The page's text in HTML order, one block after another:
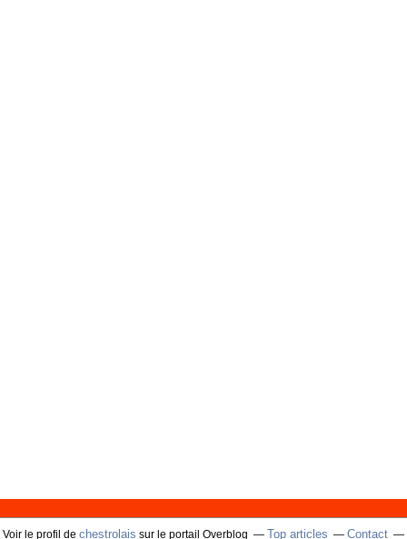
Voir le profil de chestrolais sur le portail Overblog Top articles Contact